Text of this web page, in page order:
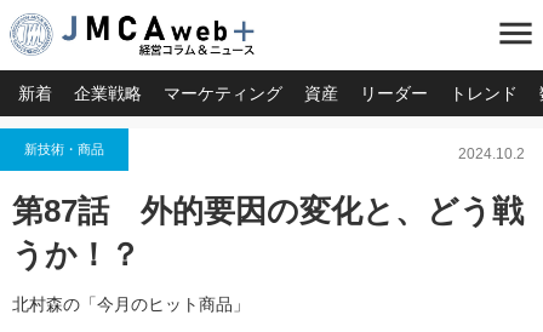
menu
新着 企業戦略 マーケティング 資産 リーダー トレンド
新技術・商品 2024.10.2
第87話 外的要因の変化と、どう戦
うか！？
北村森の「今月のヒット商品」